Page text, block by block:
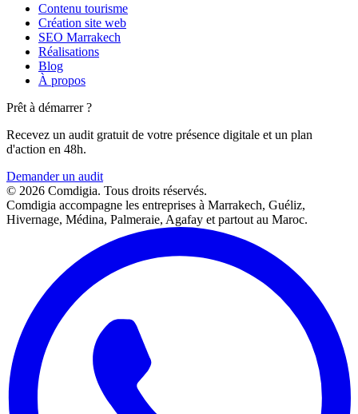
Contenu tourisme
Création site web
SEO Marrakech
Réalisations
Blog
À propos
Prêt à démarrer ?
Recevez un audit gratuit de votre présence digitale et un plan
d'action en 48h.
Demander un audit
© 2026 Comdigia. Tous droits réservés.
Comdigia accompagne les entreprises à Marrakech, Guéliz,
Hivernage, Médina, Palmeraie, Agafay et partout au Maroc.